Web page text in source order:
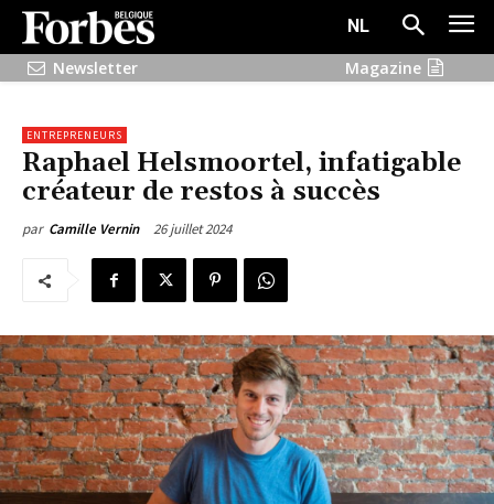
NL
Newsletter
Magazine
ENTREPRENEURS
Raphael Helsmoortel, infatigable
créateur de restos à succès
par Camille Vernin 26 juillet 2024